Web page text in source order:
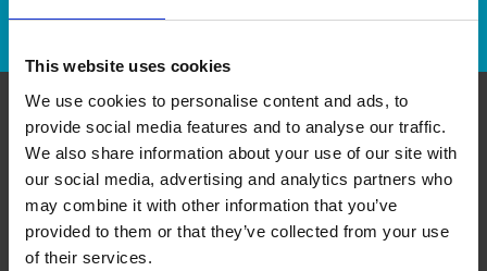
This website uses cookies
We use cookies to personalise content and ads, to
provide social media features and to analyse our traffic.
We also share information about your use of our site with
our social media, advertising and analytics partners who
may combine it with other information that you’ve
provided to them or that they’ve collected from your use
of their services.
Repérer un envoi
Communiquer avec nous
The UPS Store #479
5 - 112 Elizabeth St
Toronto Ontario - M5G 1P5
Obtenez l'itinéraire vers notre magasin